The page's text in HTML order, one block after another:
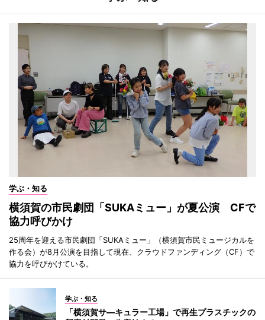
学ぶ・知る
横須賀の市民劇団「SUKAミュー」が夏公演 CFで
協力呼びかけ
25周年を迎える市民劇団「SUKAミュー」（横須賀市民ミュージカルを
作る会）が8月公演を目指して現在、クラウドファンディング（CF）で
協力を呼びかけている。
学ぶ・知る
「横須賀サ―キュラー工場」で再生プラスチックの